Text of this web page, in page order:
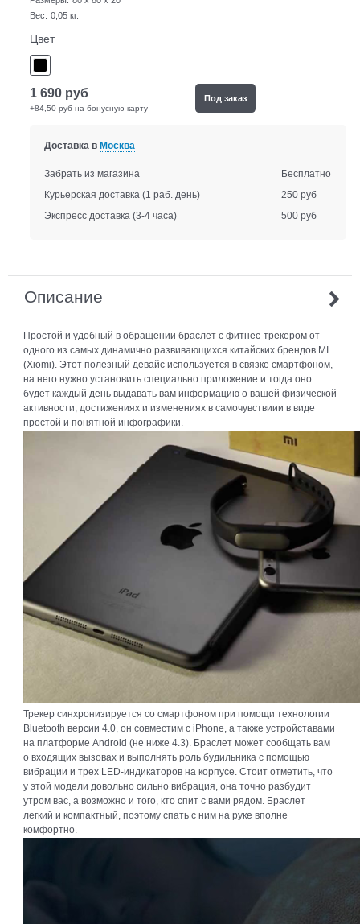
Вес: 0,05 кг.
Цвет
1 690 руб
+84,50 руб на бонусную карту
Под заказ
Доставка в Москва
Забрать из магазина
Бесплатно
Курьерская доставка (1 раб. день)
250 руб
Экспресс доставка (3-4 часа) 500 руб
Описание
Простой и удобный в обращении браслет с фитнес-трекером от
одного из самых динамично развивающихся китайских брендов MI
(Xiomi). Этот полезный девайс используется в связке смартфоном,
на него нужно установить специально приложение и тогда оно
будет каждый день выдавать вам информацию о вашей физической
активности, достижениях и изменениях в самочувствиии в виде
простой и понятной инфографики.
Трекер синхронизируется со смартфоном при помощи технологии
Bluetooth версии 4.0, он совместим с iPhone, а также устройставами
на платформе Android (не ниже 4.3). Браслет может сообщать вам
о входящих вызовах и выполнять роль будильника с помощью
вибрации и трех LED-индикаторов на корпусе. Стоит отметить, что
у этой модели довольно сильно вибрация, она точно разбудит
утром вас, а возможно и того, кто спит с вами рядом. Браслет
легкий и компактный, поэтому спать с ним на руке вполне
комфортно.